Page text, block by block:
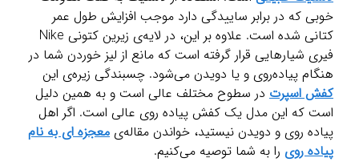
خوبی که در برابر ساییدگی دارد موجب افزایش طول عمر
کتانی شده است. علاوه بر این، در لایه‌ی زیرین کتونی Nike
فیری شیارهایی قرار گرفته است که مانع از لیز خوردن شما در
هنگام پیاده‌روی و یا دویدن می‌شود. چسبندگی زیره‌ی این
کفش اسپرت در سطوح مختلف عالی است و به همین دلیل
است که این مدل یک کفش پیاده روی عالی است. اگر اهل
پیاده روی و دویدن نیستید، خواندن مقاله‌ی معجزه ای به نام
پیاده روی را به شما توصیه می‌کنیم.